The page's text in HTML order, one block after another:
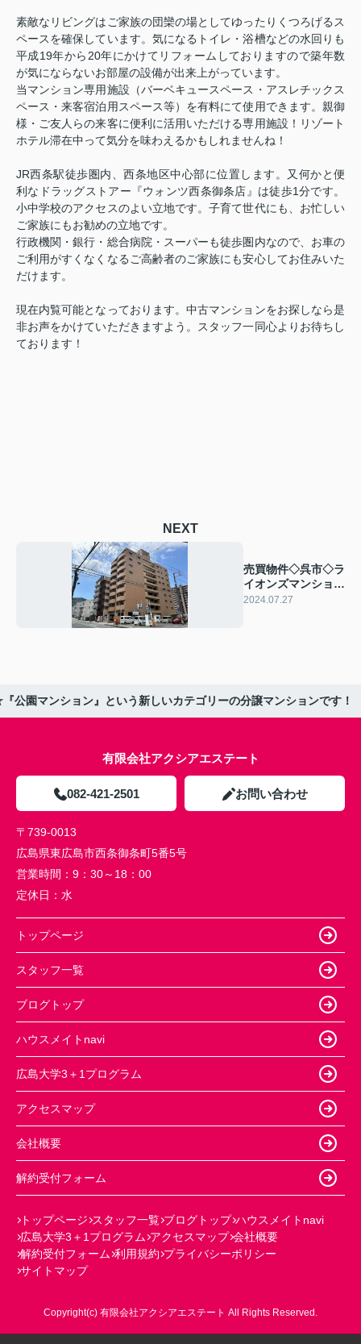
素敵なリビングはご家族の団欒の場としてゆったりくつろげるス
ペースを確保しています。気になるトイレ・浴槽などの水回りも
平成19年から20年にかけてリフォームしておりますので築年数
が気にならないお部屋の設備が出来上がっています。
当マンション専用施設（バーベキュースペース・アスレチックス
ペース・来客宿泊用スペース等）を有料にて使用できます。親御
様・ご友人らの来客に便利に活用いただける専用施設！リゾート
ホテル滞在中って気分を味わえるかもしれませんね！
JR西条駅徒歩圏内、西条地区中心部に位置します。又何かと便
利なドラッグストアー『ウォンツ西条御条店』は徒歩1分です。
小中学校のアクセスのよい立地です。子育て世代にも、お忙しい
ご家族にもお勧めの立地です。
行政機関・銀行・総合病院・スーパーも徒歩圏内なので、お車の
ご利用がすくなくなるご高齢者のご家族にも安心してお住みいた
だけます。
現在内覧可能となっております。中古マンションをお探しなら是
非お声をかけていただきますよう。スタッフ一同心よりお待ちし
ております！
NEXT
売買物件◇呉市◇ラ
イオンズマンション
呉れんが通り 分譲
2024.07.27
園マンション』という新しいカテゴリーの分譲マンションです！
有限会社アクシアエステート
082-421-2501 お問い合わせ
〒739-0013
広島県東広島市西条御条町5番5号
営業時間： 9：30～18：00
定休日： 水
トップページ
スタッフ一覧
ブログトップ
ハウスメイトnavi
広島大学3＋1プログラム
アクセスマップ
会社概要
解約受付フォーム
トップページ スタッフ一覧 ブログトップ ハウスメイトnavi
広島大学3＋1プログラム アクセスマップ 会社概要
解約受付フォーム 利用規約 プライバシーポリシー
サイトマップ
Copyright(c) 有限会社アクシアエステート All Rights Reserved.